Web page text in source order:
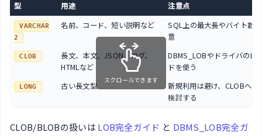
型 用途 注意点
VARCHAR
2
名前、コード、短い説明など
SQL上の最大長やバイト数
意
CLOB
長文、本文、JSON、ログ、
HTMLなど
DBMS_LOBやドライバの
ドを使う
LONG 古い長文型
新規利用は避け、CLOBへの
検討する
スクロールできます
CLOB/BLOBの扱いは LOB完全ガイド と DBMS_LOB完全ガ